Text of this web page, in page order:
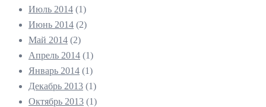
Июль 2014 (1)
Июнь 2014 (2)
Май 2014 (2)
Апрель 2014 (1)
Январь 2014 (1)
Декабрь 2013 (1)
Октябрь 2013 (1)